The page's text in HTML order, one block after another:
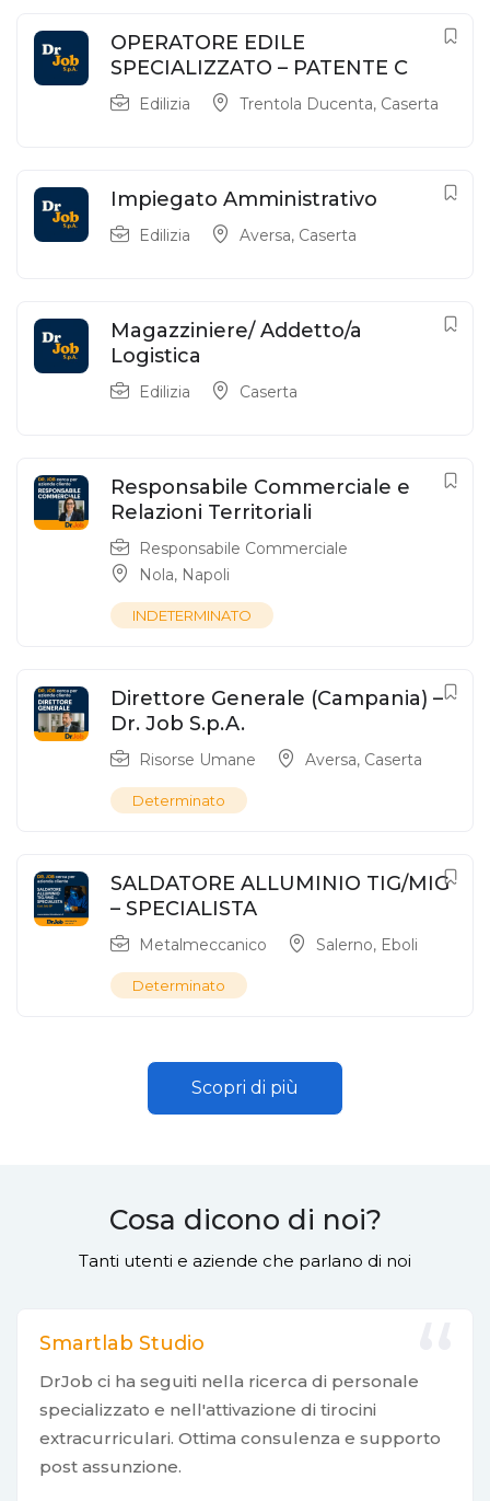
OPERATORE EDILE
SPECIALIZZATO – PATENTE C
Edilizia Trentola Ducenta, Caserta
Impiegato Amministrativo
Edilizia Aversa, Caserta
Magazziniere/ Addetto/a
Logistica
Edilizia Caserta
Responsabile Commerciale e
Relazioni Territoriali
Responsabile Commerciale
Nola, Napoli
INDETERMINATO
Direttore Generale (Campania) –
Dr. Job S.p.A.
Risorse Umane Aversa, Caserta
Determinato
SALDATORE ALLUMINIO TIG/MIG
– SPECIALISTA
Metalmeccanico Salerno, Eboli
Determinato
Scopri di più
Cosa dicono di noi?
Tanti utenti e aziende che parlano di noi
Smartlab Studio
DrJob ci ha seguiti nella ricerca di personale
specializzato e nell'attivazione di tirocini
extracurriculari. Ottima consulenza e supporto
post assunzione.